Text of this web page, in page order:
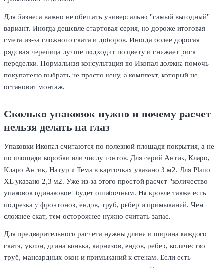
Для бизнеса важно не обещать универсально "самый выгодный"
вариант. Иногда дешевле стартовая серия, но дороже итоговая
смета из-за сложного ската и доборов. Иногда более дорогая
рядовая черепица лучше подходит по цвету и снижает риск
переделки. Нормальная консультация по Икопал должна помочь
покупателю выбрать не просто цену, а комплект, который не
остановит монтаж.
Сколько упаковок нужно и почему расчет
нельзя делать на глаз
Упаковки Икопал считаются по полезной площади покрытия, а не
по площади коробки или числу гонтов. Для серий Антик, Кларо,
Кларо Антик, Натур и Тема в карточках указано 3 м2. Для Plano
XL указано 2,3 м2. Уже из-за этого простой расчет "количество
упаковок одинаковое" будет ошибочным. На кровле также есть
подрезка у фронтонов, ендов, труб, ребер и примыканий. Чем
сложнее скат, тем осторожнее нужно считать запас.
Для предварительного расчета нужны длина и ширина каждого
ската, уклон, длина конька, карнизов, ендов, ребер, количество
труб, мансардных окон и примыканий к стенам. Если есть